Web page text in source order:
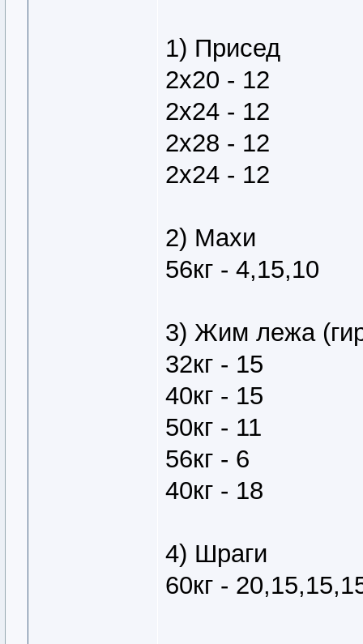
1) Присед
2х20 - 12
2х24 - 12
2х28 - 12
2х24 - 12
2) Махи
56кг - 4,15,10
3) Жим лежа
32кг - 15
40кг - 15
50кг - 11
56кг - 6
40кг - 18
4) Шраги
60кг -